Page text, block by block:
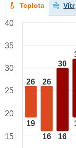
Teplota Vítr
26
19
26
16
30
16
40
35
30
25
20
15